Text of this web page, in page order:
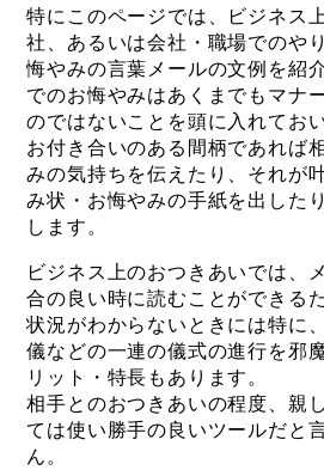
特にこのページでは、ビジネス
社、あるいは会社・職場でのや
悔やみの言葉メールの文例を紹
でのお悔やみはあくまでもマナ
のではないことを頭に入れてお
お付き合いのある間柄であれば
みの気持ちを伝えたり、それが
み状・お悔やみの手紙を出した
します。
ビジネス上のおつきあいでは、
合の良い時に読むことができる
状況がわからないときには特に
儀などの一連の儀式の進行を邪
リット・特長もあります。
相手とのおつきあいの程度、親
ては使い勝手の良いツールだと
ん。